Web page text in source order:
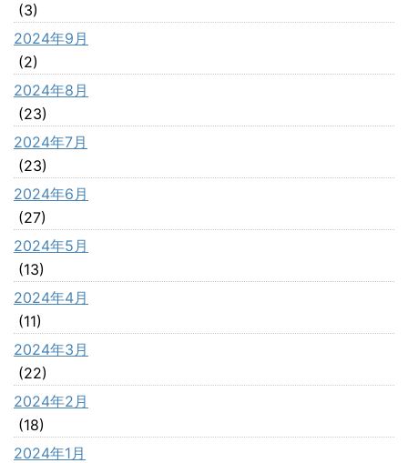
(3)
2024年9月
(2)
2024年8月
(23)
2024年7月
(23)
2024年6月
(27)
2024年5月
(13)
2024年4月
(11)
2024年3月
(22)
2024年2月
(18)
2024年1月